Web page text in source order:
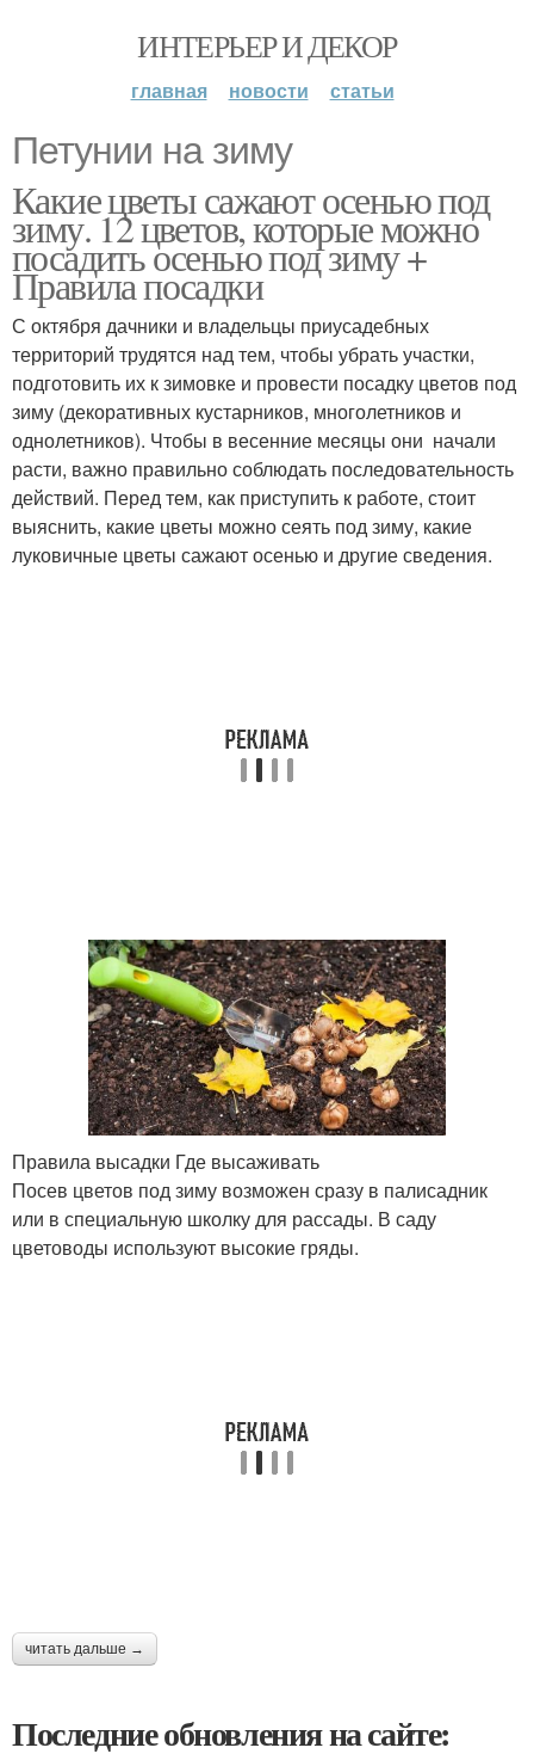
ИНТЕРЬЕР И ДЕКОР
главная новости статьи
Петунии на зиму
Какие цветы сажают осенью под
зиму. 12 цветов, которые можно
посадить осенью под зиму +
Правила посадки
С октября дачники и владельцы приусадебных
территорий трудятся над тем, чтобы убрать участки,
подготовить их к зимовке и провести посадку цветов под
зиму (декоративных кустарников, многолетников и
однолетников). Чтобы в весенние месяцы они начали
расти, важно правильно соблюдать последовательность
действий. Перед тем, как приступить к работе, стоит
выяснить, какие цветы можно сеять под зиму, какие
луковичные цветы сажают осенью и другие сведения.
Правила высадки Где высаживать
Посев цветов под зиму возможен сразу в палисадник
или в специальную школку для рассады. В саду
цветоводы используют высокие гряды.
читать дальше →
Последние обновления на сайте: